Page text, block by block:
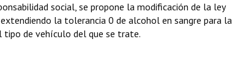
social, se propone la modificación de la ley
la tolerancia 0 de alcohol en sangre para la
tipo de vehículo del que se trate.